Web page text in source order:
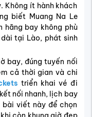
Không ít hành khách
biết Muang Na Le
hãng bay không phù
tại Lào, phát sinh
bay, đúng tuyến nối
cả thời gian và chi
triển khai vé đi
nối nhanh, lịch bay
viết này để chọn